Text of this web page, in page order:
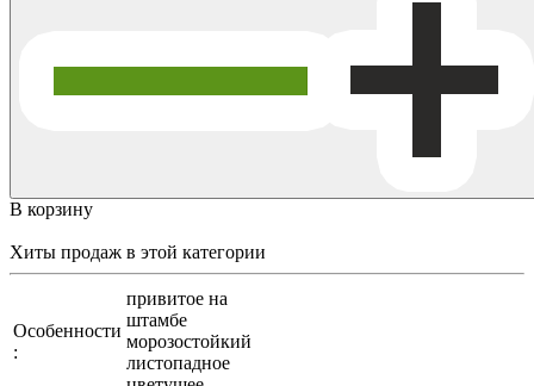
В корзину
Хиты продаж в этой категории
Особенности
:
привитое на
штамбе
морозостойкий
листопадное